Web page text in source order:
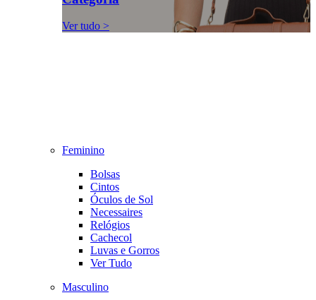
Ver tudo >
Feminino
Bolsas
Cintos
Óculos de Sol
Necessaires
Relógios
Cachecol
Luvas e Gorros
Ver Tudo
Masculino